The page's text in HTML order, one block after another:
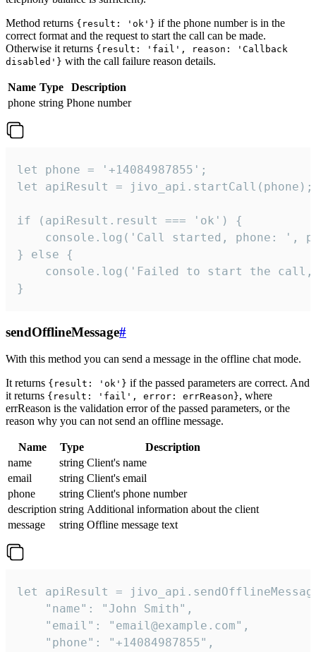
Method returns {result: 'ok'} if the phone number is in the
correct format and the request to start the call can be made.
Otherwise it returns {result: 'fail', reason: 'Callback
disabled'} with the call failure reason details.
Name Type
Description
phone string Phone number
let phone = '+14084987855';
let apiResult = jivo_api.startCall(phone);
if (apiResult.result === 'ok') {
console.log('Call started, phone: ',
} else {
console.log('Failed to start the
}
sendOfflineMessage#
With this method you can send a message in the offline chat mode.
It returns {result: 'ok'} if the passed parameters are correct. And
it returns {result: 'fail', error: errReason}, where
errReason is the validation error of the passed parameters, or the
reason why you can not send an offline message.
Name Type
Description
name
string Client's name
email
string Client's email
phone
string Client's phone number
description string Additional information about the client
message
string Offline message text
let apiResult =
    "name": "John Smith",
    "email": "email@example.com",
    "phone": "+14084987855",